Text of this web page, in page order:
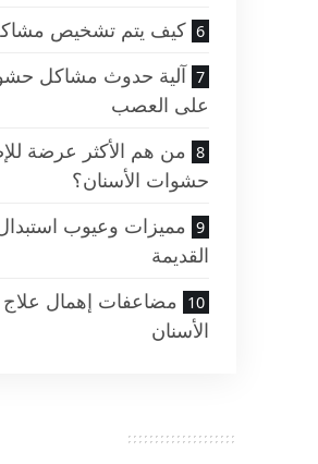
كيف يتم تشخيص
آلية حدوث مشاكل
على العصب
من هم الأكثر عرضة
حشوات الأسنان؟
مميزات وعيوب
القديمة
مضاعفات إهمال
الأسنان